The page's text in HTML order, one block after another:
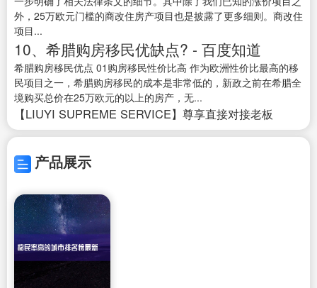
外，25万欧元门槛的商改住房产项目也是披露了更多细则。商改住
项目...
10、希腊购房移民优缺点? - 百度知道
希腊购房移民优点 01购房移民性价比高 作为欧洲性价比最高的移
民项目之一，希腊购房移民的成本是非常低的，新政之前在希腊全
境购买总价在25万欧元的以上的房产，无...
【LIUYI SUPREME SERVICE】尊享直接对接老板
产品展示